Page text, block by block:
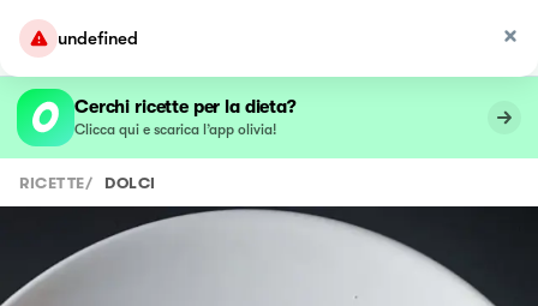
undefined
Cerchi ricette per la dieta?
Clicca qui e scarica l’app olivia!
RICETTE/ DOLCI